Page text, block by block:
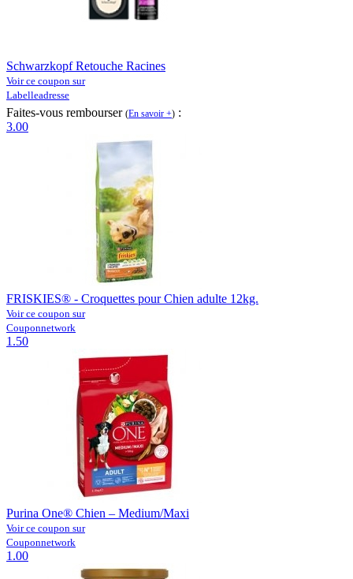
Schwarzkopf Retouche Racines
Voir ce coupon sur
Labelleadresse
Faites-vous rembourser (En savoir +) :
3.00
FRISKIES® - Croquettes pour Chien adulte 12kg.
Voir ce coupon sur
Couponnetwork
1.50
Purina One® Chien – Medium/Maxi
Voir ce coupon sur
Couponnetwork
1.00